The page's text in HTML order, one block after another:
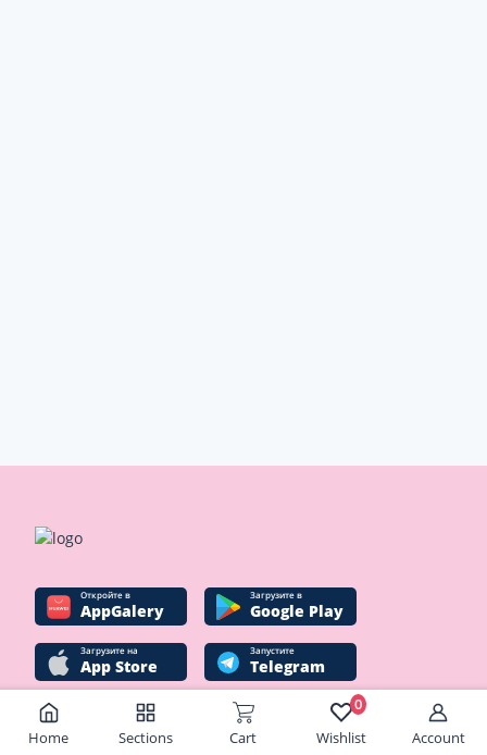
Home Sections Cart Wishlist
0
Account
Oткройте в
AppGalery
Загрузите в
Google Play
Загрузите на
App Store
Запустите
Telegram
Social networks